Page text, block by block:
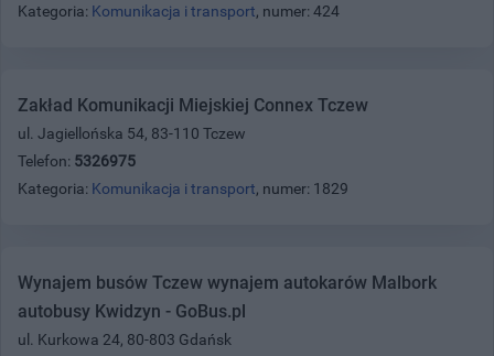
Kategoria: Komunikacja i transport, numer: 424
Zakład Komunikacji Miejskiej Connex Tczew
ul. Jagiellońska 54, 83-110 Tczew
Telefon: 5326975
Kategoria: Komunikacja i transport, numer: 1829
Wynajem busów Tczew wynajem autokarów Malbork
autobusy Kwidzyn - GoBus.pl
ul. Kurkowa 24, 80-803 Gdańsk